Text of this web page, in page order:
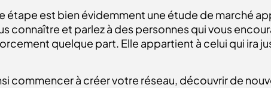
étape est bien évidemment une étude de marché
connaître et parlez à des personnes qui vous
quelque part. Elle appartient à celui qui ira
commencer à créer votre réseau, découvrir de